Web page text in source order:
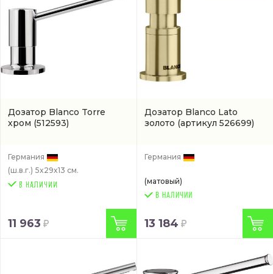
Дозатор Blanco Torre
хром (512593)
Германия
(ш.в.г.) 5x29x13 см.
11 963
Дозатор Blanco Lato
золото (артикул 526699)
Германия
(матовый)
В НАЛИЧИИ
13 184